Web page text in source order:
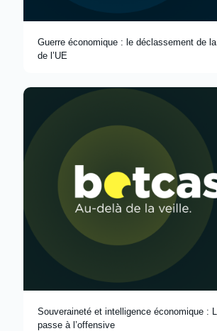
Guerre économique : le déclassement de
de l’UE
Souveraineté et intelligence économique :
passe à l’offensive